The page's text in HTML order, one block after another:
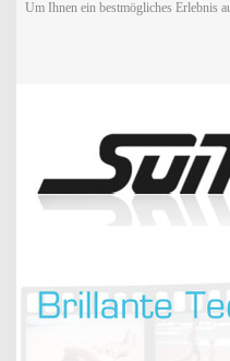
Um Ihnen ein bestmögliches Erlebnis